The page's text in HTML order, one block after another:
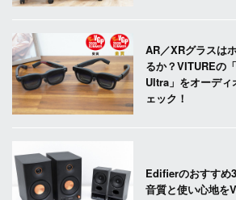
AR／XRグラスは
るか？VITUREの
Ultra」をオーデ
ェック！
Edifierのおすすめ
音質と使い心地を